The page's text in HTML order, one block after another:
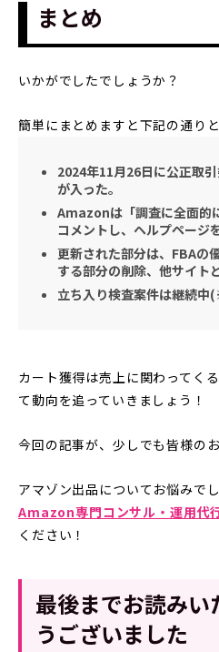
まとめ
いかがでしたでしょうか？
簡単にまとめますと下記の通りと
2024年11月26日に公正取
が入った。
Amazonは「調査に全面的
コメントし、ヘルプページ
更新された部分は、FBAの
する部分の削除、他サイト
立ち入り検査案件は継続
カート獲得は売上に関わってく
て動向を追っていきましょう！
今回の記事が、少しでも皆様の
アマゾン出品についてお悩みで
Amazon専門コンサル・運用代
ください！
最後までお読みい
うございました